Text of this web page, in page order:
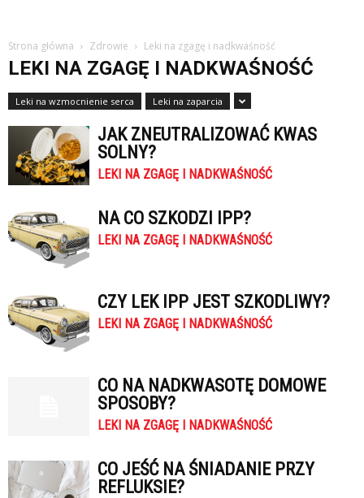
Strona główna Zdrowie Leki na zgagę i nadkwaśność
LEKI NA ZGAGĘ I NADKWAŚNOŚĆ
Leki na wzmocnienie serca Leki na zaparcia
JAK ZNEUTRALIZOWAĆ KWAS
SOLNY?
LEKI NA ZGAGĘ I NADKWAŚNOŚĆ
NA CO SZKODZI IPP?
LEKI NA ZGAGĘ I NADKWAŚNOŚĆ
CZY LEK IPP JEST SZKODLIWY?
LEKI NA ZGAGĘ I NADKWAŚNOŚĆ
CO NA NADKWASOTĘ DOMOWE
SPOSOBY?
LEKI NA ZGAGĘ I NADKWAŚNOŚĆ
CO JEŚĆ NA ŚNIADANIE PRZY
REFLUKSIE?